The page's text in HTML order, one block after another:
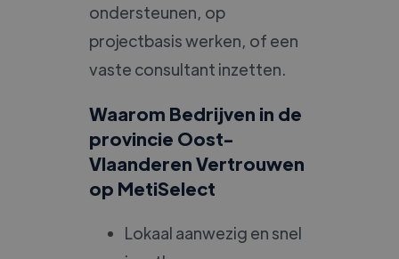
ondersteunen, op
projectbasis werken, of een
vaste consultant inzetten.
Waarom Bedrijven in de
provincie Oost-
Vlaanderen Vertrouwen
op MetiSelect
Lokaal aanwezig en snel